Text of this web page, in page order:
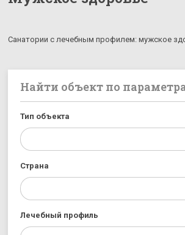
Санатории с лечебным профилем: мужское
Найти объект по
Тип объекта
Страна
Лечебный профиль